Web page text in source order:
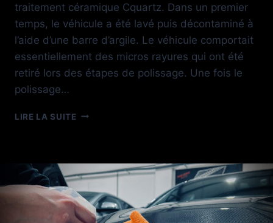
traitement céramique Cquartz. Dans un premier
temps, le véhicule a été lavé puis décontaminé à
l’aide d’une barre d’argile. Le véhicule comportait
essentiellement des micros rayures qui ont été
retiré lors des étapes de polissage. Une fois le
polissage…
LIRE LA SUITETRAITEMENT